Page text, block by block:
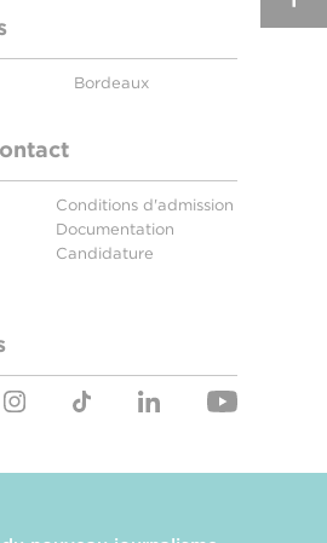
Bordeaux
Conditions d'admission
Documentation
Candidature